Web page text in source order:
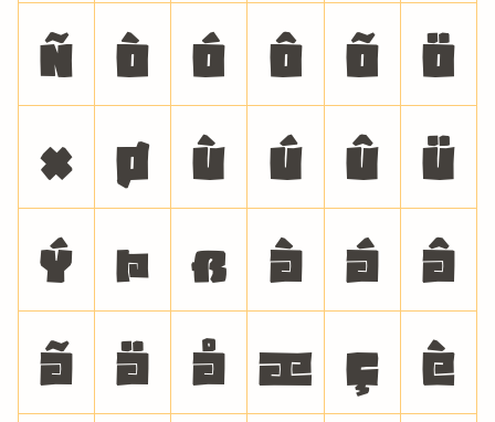
Ñ
Ò Ó Ô Õ
Ö
×
Ø Ù Ú Û
Ü
Ý
Þ ß à á
â
ã
ä å æ ç
è